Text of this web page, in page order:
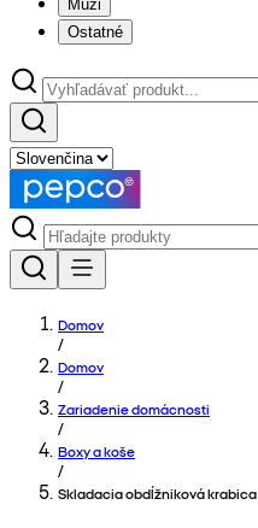
Muži
Ostatné
Domov
/
Domov
/
Zariadenie domácnosti
/
Boxy a koše
/
Skladacia obdĺžniková krabica